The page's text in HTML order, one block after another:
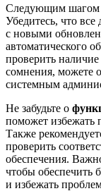
Следующим шагом
Убедитесь, что
с новыми
автоматического
проверить
сомнения, можете
системным
Не забудьте о
поможет избежать
Также
проверить
обеспечения.
чтобы обеспечить
и избежать